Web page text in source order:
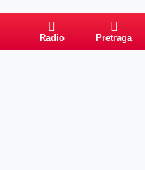
Radio Pretraga